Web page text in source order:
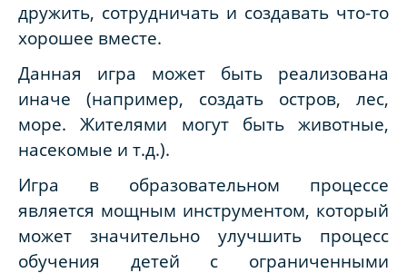
дружить, сотрудничать и создавать что-то
хорошее вместе.
Данная игра может быть реализована
иначе (например, создать остров, лес,
море. Жителями могут быть животные,
насекомые и т.д.).
Игра в образовательном процессе
является мощным инструментом, который
может значительно улучшить процесс
обучения детей с ограниченными